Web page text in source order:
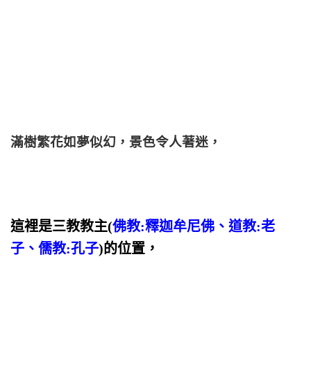
滿樹繁花如夢似幻，景色令人著迷，
這裡是三教教主(佛教:釋迦牟尼佛、道教:老
子、儒教:孔子)的位置，